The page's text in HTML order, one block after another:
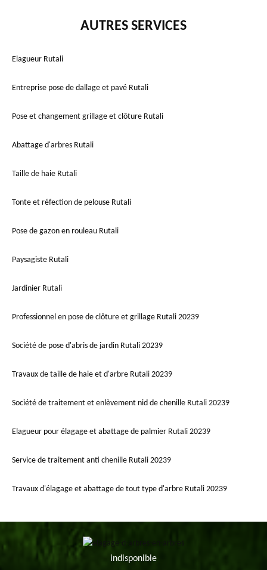
AUTRES SERVICES
Elagueur Rutali
Entreprise pose de dallage et pavé Rutali
Pose et changement grillage et clôture Rutali
Abattage d'arbres Rutali
Taille de haie Rutali
Tonte et réfection de pelouse Rutali
Pose de gazon en rouleau Rutali
Paysagiste Rutali
Jardinier Rutali
Professionnel en pose de clôture et grillage Rutali 20239
Société de pose d'abris de jardin Rutali 20239
Travaux de taille de haie et d'arbre Rutali 20239
Société de traitement et enlèvement nid de chenille Rutali 20239
Elagueur pour élagage et abattage de palmier Rutali 20239
Service de traitement anti chenille Rutali 20239
Travaux d'élagage et abattage de tout type d'arbre Rutali 20239
indisponible